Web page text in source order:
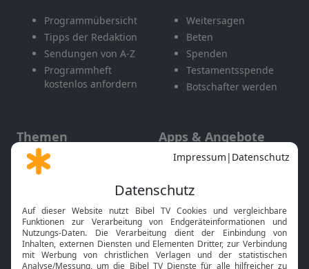
Programmübersicht
Tipps der Redaktion
Sendungen von A-Z
Programmheft
kostenlos anfordern
Weitersagen
Beten
Spenden
Testamentsspende
Botschafter werden
Themen
Gott und Bibel erklärt
Neuigkeiten
Apps & Angebote
Mobile App
Smart TV
HbbTV
Bibelthek Online-Bibel